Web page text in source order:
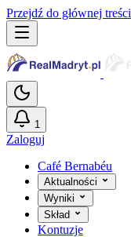
Przejdź do głównej treści
1
Zaloguj
Café Bernabéu
Aktualności
Wyniki
Skład
Kontuzje